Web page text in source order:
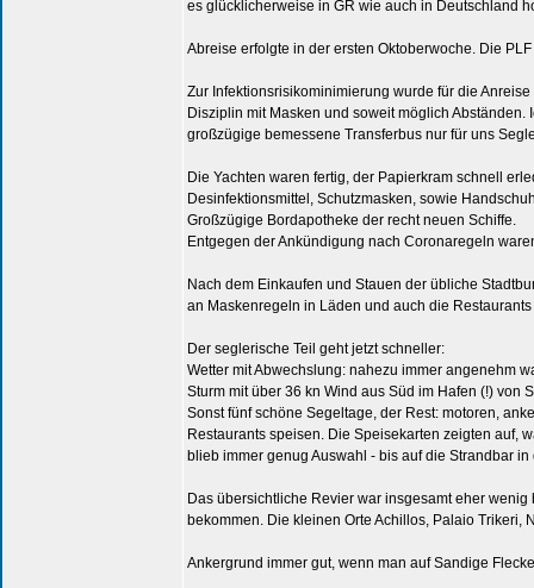
es glücklicherweise in GR wie auch in Deutschland
Abreise erfolgte in der ersten Oktoberwoche. Die
Zur Infektionsrisikominimierung wurde für die
Disziplin mit Masken und soweit möglich
großzügige bemessene Transferbus nur für uns
Die Yachten waren fertig, der Papierkram schnell
Desinfektionsmittel, Schutzmasken, sowie
Großzügige Bordapotheke der recht neuen Schiffe.
Entgegen der Ankündigung nach Coronaregeln
Nach dem Einkaufen und Stauen der übliche
an Maskenregeln in Läden und auch die
Der seglerische Teil geht jetzt schneller:
Wetter mit Abwechslung: nahezu immer angenehm
Sturm mit über 36 kn Wind aus Süd im Hafen (!)
Sonst fünf schöne Segeltage, der Rest: motoren,
Restaurants speisen. Die Speisekarten zeigten auf,
blieb immer genug Auswahl - bis auf die Strandbar
Das übersichtliche Revier war insgesamt eher
bekommen. Die kleinen Orte Achillos, Palaio Trikeri,
Ankergrund immer gut, wenn man auf Sandige